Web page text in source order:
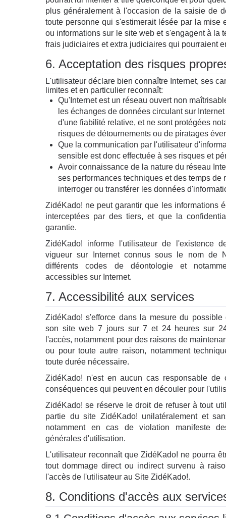
plus généralement à l'occasion de la saisie de
toute personne qui s'estimerait lésée par la mise
ou informations sur le site web et s'engagent à la
frais judiciaires et extra judiciaires qui pourraient
6. Acceptation des risques
L'utilisateur déclare bien connaître Internet, ses
limites et en particulier reconnaît:
Qu'Internet est un réseau ouvert non
les échanges de données circulant sur
d'une fiabilité relative, et ne sont protégées
risques de détournements ou de piratages
Que la communication par l'utilisateur
sensible est donc effectuée à ses risques et
Avoir connaissance de la nature du réseau
ses performances techniques et des temps de
interroger ou transférer les données
ZidéKado! ne peut garantir que les informations
interceptées par des tiers, et que la
garantie.
ZidéKado! informe l'utilisateur de l'existence
vigueur sur Internet connus sous le nom de
différents codes de déontologie et
accessibles sur Internet.
7. Accessibilité aux services
ZidéKado! s'efforce dans la mesure du possible
son site web 7 jours sur 7 et 24 heures sur
l'accès, notamment pour des raisons de
ou pour toute autre raison, notamment
toute durée nécessaire.
ZidéKado! n'est en aucun cas responsable de
conséquences qui peuvent en découler pour
ZidéKado! se réserve le droit de refuser à tout
partie du site ZidéKado! unilatéralement et
notamment en cas de violation manifeste
générales d'utilisation.
L'utilisateur reconnaît que ZidéKado! ne pourra
tout dommage direct ou indirect survenu à
l'accès de l'utilisateur au Site ZidéKado!.
8. Conditions d'accès aux